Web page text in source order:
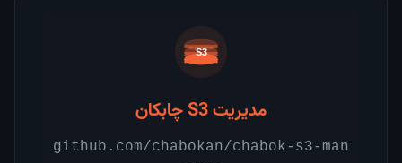
مدیریت S3 چابکان
github.com/chabokan/chabok-s3-man